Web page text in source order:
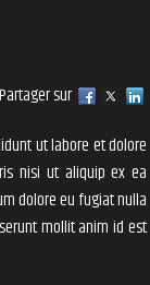
Partager sur
ut labore et dolore
nisi ut aliquip ex ea
dolore eu fugiat nulla
mollit anim id est